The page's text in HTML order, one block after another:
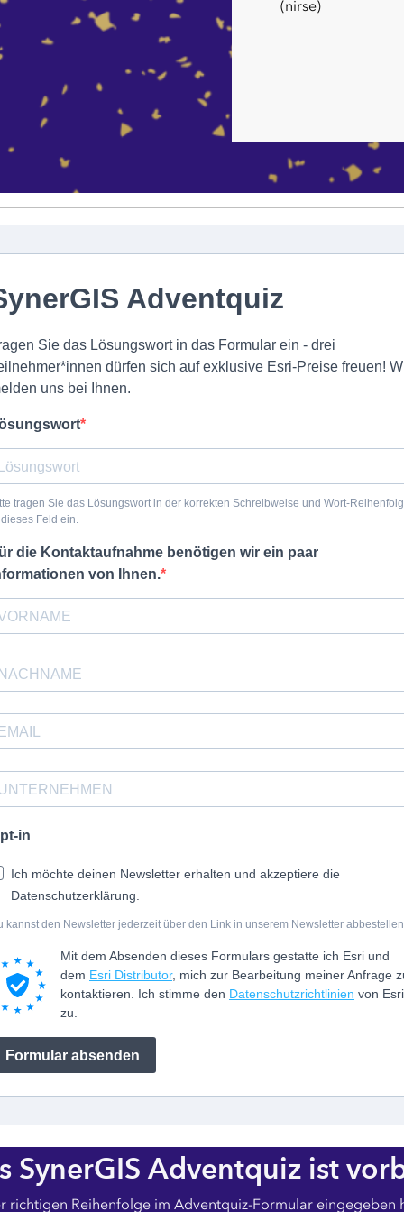
(nirse)
Adventquiz
Sie das Lösungswort in das Formular ein - drei
dürfen sich auf exklusive Esri-Preise freuen!
uns bei Ihnen.
tragen Sie das Lösungswort in der korrekten Schreibweise und Wort-
Feld ein.
die Kontaktaufnahme benötigen wir ein paar
von Ihnen.
in
Ich möchte deinen Newsletter erhalten und akzeptiere die
Datenschutzerklärung.
kannst den Newsletter jederzeit über den Link in unserem Newsletter
Mit dem Absenden dieses Formulars gestatte ich Esri und
dem Esri Distributor, mich zur Bearbeitung meiner Anfrage
kontaktieren. Ich stimme den Datenschutzrichtlinien von Esri
zu.
Formular absenden
SynerGIS Adventquiz ist
richtigen Reihenfolge im Adventquiz-Formular